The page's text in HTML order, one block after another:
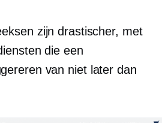
zijn drastischer, met
die een
van niet later dan